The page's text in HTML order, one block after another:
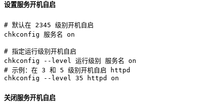
设置服务开机自启
# 默认在 2345 级别开机自启
chkconfig 服务名 on
# 指定运行级别开机自启
# 示例：在 3 和 5 级别开机自启 httpd
chkconfig --level 35 httpd on
关闭服务开机自启